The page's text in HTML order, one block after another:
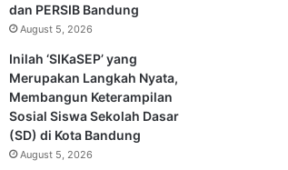
dan PERSIB Bandung
August 5, 2026
Inilah ‘SIKaSEP’ yang
Merupakan Langkah Nyata,
Membangun Keterampilan
Sosial Siswa Sekolah Dasar
(SD) di Kota Bandung
August 5, 2026